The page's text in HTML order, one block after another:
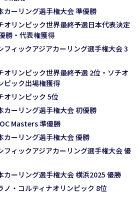
カーリング選手権大会 準優勝
オリンピック世界最終予選日本代表決定
勝・代表権獲得
フィックアジアカーリング選手権大会 3
オリンピック世界最終予選 2位・ソチオ
ピック出場権獲得
オリンピック 5位
カーリング選手権大会 初優勝
Masters 準優勝
カーリング選手権大会 優勝
フィックアジアカーリング選手権大会 優
カーリング選手権大会 横浜2025 優勝
ノ・コルティナオリンピック 8位